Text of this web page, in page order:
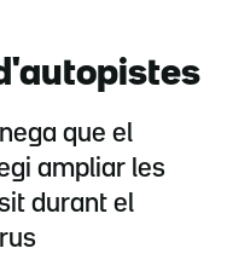
que el
ampliar les
durant el